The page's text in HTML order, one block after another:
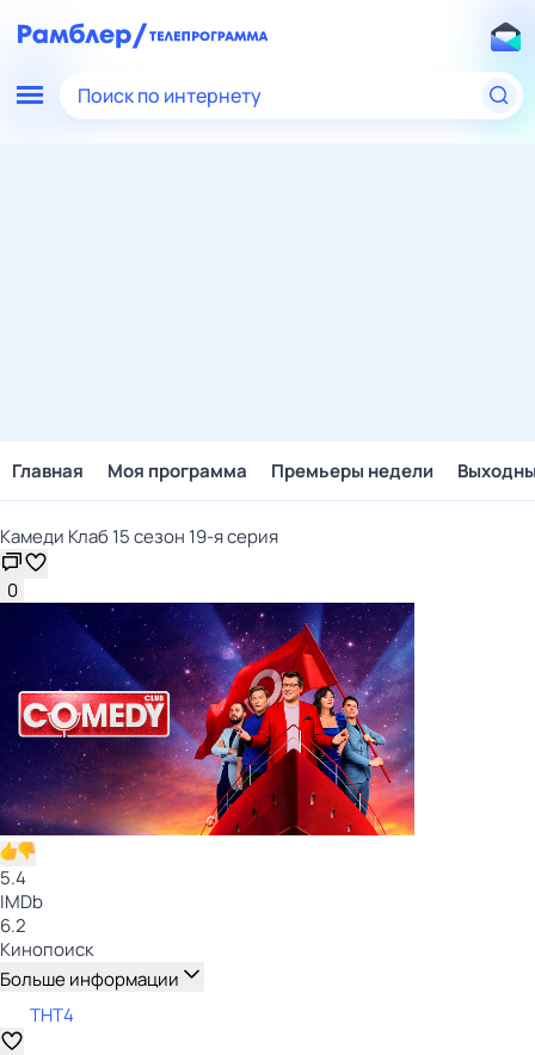
Поиск по интернету
Главная Моя программа Премьеры недели
Камеди Клаб 15 сезон 19-я серия
0
5.4
IMDb
6.2
Кинопоиск
Больше информации
ТНТ4